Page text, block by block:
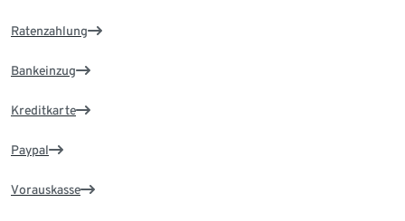
Ratenzahlung
Bankeinzug
Kreditkarte
Paypal
Vorauskasse